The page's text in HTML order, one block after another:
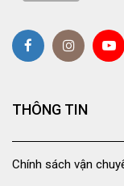
THÔNG TIN
Chính sách vận